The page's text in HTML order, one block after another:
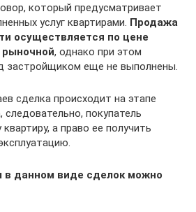
который предусматривает
услуг квартирами. Продажа
осуществляется по цене
, однако при этом
застройщиком еще не выполнены.
сделка происходит на этапе
покупатель
а право ее получить
в данном виде сделок можно